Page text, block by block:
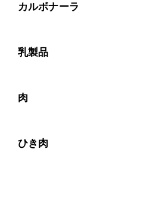
カルボナーラ
乳製品
肉
ひき肉